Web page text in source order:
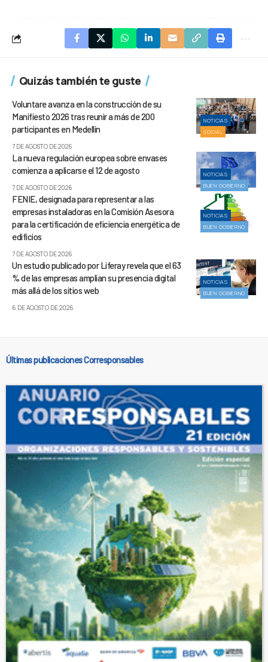
Quizás también te guste
NOTICIAS
SOCIAL
Voluntare avanza en la construcción de su
Manifiesto 2026 tras reunir a más de 200
participantes en Medellín
7 DE AGOSTO DE 2026
NOTICIAS
BUEN GOBIERNO
La nueva regulación europea sobre envases
comienza a aplicarse el 12 de agosto
7 DE AGOSTO DE 2026
NOTICIAS
BUEN GOBIERNO
FENIE, designada para representar a las
empresas instaladoras en la Comisión Asesora
para la certificación de eficiencia energética de
edificios
7 DE AGOSTO DE 2026
NOTICIAS
BUEN GOBIERNO
Un estudio publicado por Liferay revela que el 63
% de las empresas amplían su presencia digital
más allá de los sitios web
6 DE AGOSTO DE 2026
Últimas publicaciones Corresponsables